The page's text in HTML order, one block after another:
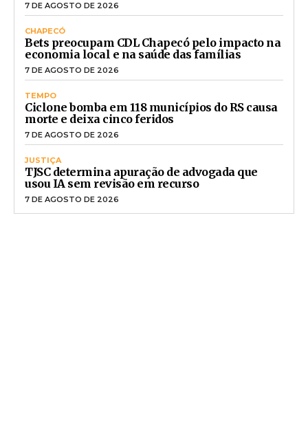
7 DE AGOSTO DE 2026
CHAPECÓ
Bets preocupam CDL Chapecó pelo impacto na
economia local e na saúde das famílias
7 DE AGOSTO DE 2026
TEMPO
Ciclone bomba em 118 municípios do RS causa
morte e deixa cinco feridos
7 DE AGOSTO DE 2026
JUSTIÇA
TJSC determina apuração de advogada que
usou IA sem revisão em recurso
7 DE AGOSTO DE 2026